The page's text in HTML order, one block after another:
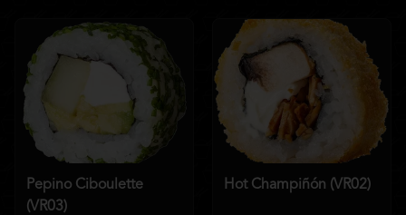
Pepino Ciboulette
(VR03)
Hot Champiñón (VR02)